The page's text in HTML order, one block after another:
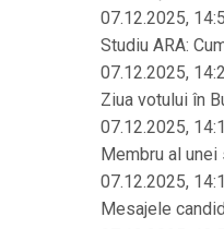
07.12.2025,
Studiu ARA:
07.12.2025,
Ziua votului în
07.12.2025,
Membru al
07.12.2025,
Mesajele